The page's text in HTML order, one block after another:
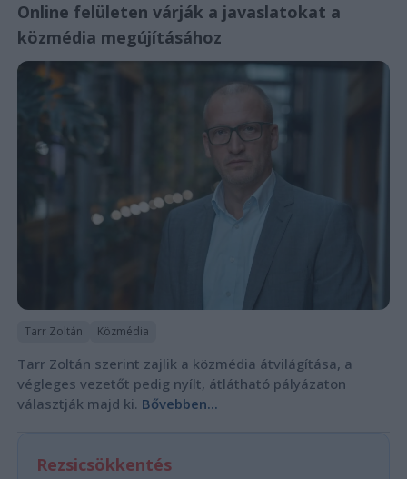
Online felületen várják a javaslatokat a
közmédia megújításához
Tarr Zoltán Közmédia
Tarr Zoltán szerint zajlik a közmédia átvilágítása, a
végleges vezetőt pedig nyílt, átlátható pályázaton
választják majd ki. Bővebben...
Rezsicsökkentés